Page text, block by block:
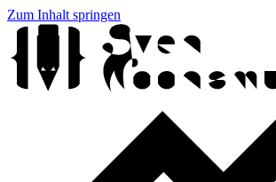
Zum Inhalt springen